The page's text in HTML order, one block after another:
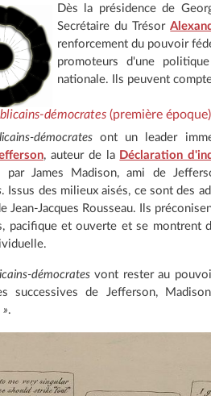
Dès la présidence de
Secrétaire du Trésor
renforcement du pouvoir
promoteurs d'une
nationale. Ils peuvent
démocrates (première époque)
démocrates ont un leader
, auteur de la Déclaration
par James Madison, ami de
. Issus des milieux aisés, ce sont des
Jean-Jacques Rousseau. Ils
pacifique et ouverte et se montrent
démocratesvont rester au
successives de Jefferson,
.